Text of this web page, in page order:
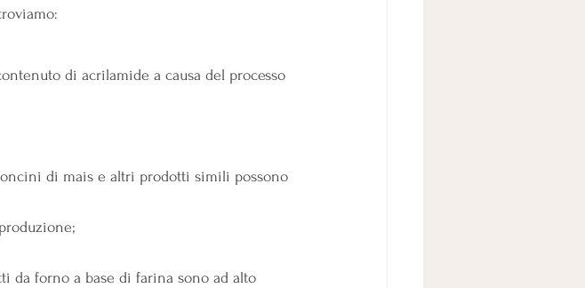
di acrilamide a causa del processo
di mais e altri prodotti simili possono
da forno a base di farina sono ad alto